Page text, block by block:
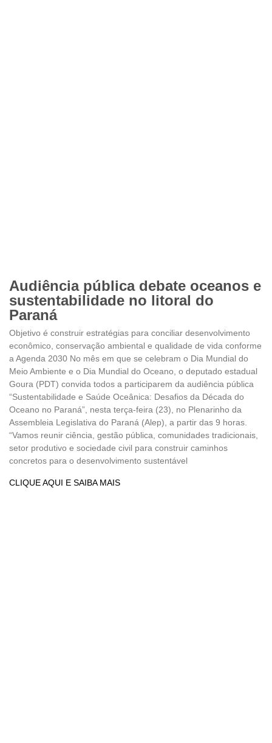
Audiência pública debate oceanos e
sustentabilidade no litoral do
Paraná
Objetivo é construir estratégias para conciliar desenvolvimento
econômico, conservação ambiental e qualidade de vida conforme
a Agenda 2030 No mês em que se celebram o Dia Mundial do
Meio Ambiente e o Dia Mundial do Oceano, o deputado estadual
Goura (PDT) convida todos a participarem da audiência pública
“Sustentabilidade e Saúde Oceânica: Desafios da Década do
Oceano no Paraná”, nesta terça-feira (23), no Plenarinho da
Assembleia Legislativa do Paraná (Alep), a partir das 9 horas.
“Vamos reunir ciência, gestão pública, comunidades tradicionais,
setor produtivo e sociedade civil para construir caminhos
concretos para o desenvolvimento sustentável
CLIQUE AQUI E SAIBA MAIS